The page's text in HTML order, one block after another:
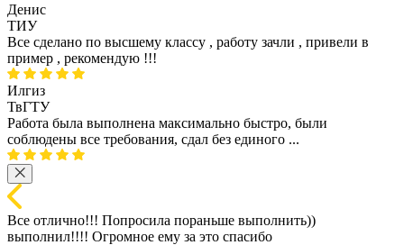
Денис
ТИУ
Все сделано по высшему классу , работу зачли , привели в
пример , рекомендую !!!
Илгиз
ТвГТУ
Работа была выполнена максимально быстро, были
соблюдены все требования, сдал без единого ...
Все отлично!!! Попросила пораньше выполнить))
выполнил!!!! Огромное ему за это спасибо